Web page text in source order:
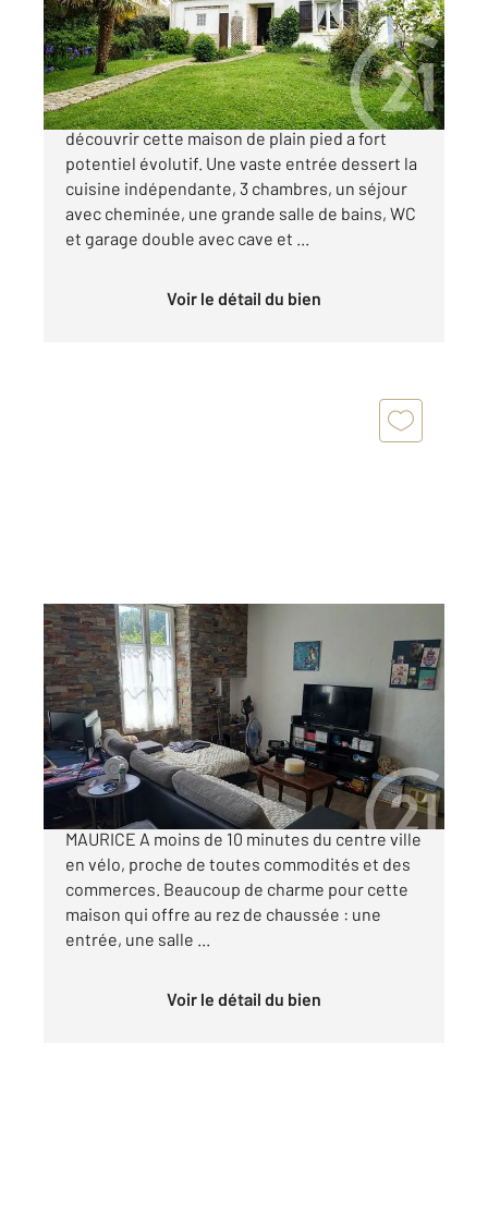
Maison à vendre
296 500 €
SAINTE SOULLE, centre bourg, venez
découvrir cette maison de plain pied a fort
potentiel évolutif. Une vaste entrée dessert la
cuisine indépendante, 3 chambres, un séjour
avec cheminée, une grande salle de bains, WC
et garage double avec cave et ...
Voir le détail du bien
LA ROCHELLE 17
90 m2, 3 pièces
Ref : 17188
Maison à vendre
270 500 €
MAISON 3 PIECES -LA ROCHELLE - SAINT
MAURICE A moins de 10 minutes du centre ville
en vélo, proche de toutes commodités et des
commerces. Beaucoup de charme pour cette
maison qui offre au rez de chaussée : une
entrée, une salle ...
Voir le détail du bien